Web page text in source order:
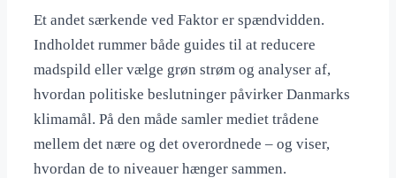
Et andet særkende ved Faktor er spændvidden.
Indholdet rummer både guides til at reducere
madspild eller vælge grøn strøm og analyser af,
hvordan politiske beslutninger påvirker Danmarks
klimamål. På den måde samler mediet trådene
mellem det nære og det overordnede – og viser,
hvordan de to niveauer hænger sammen.